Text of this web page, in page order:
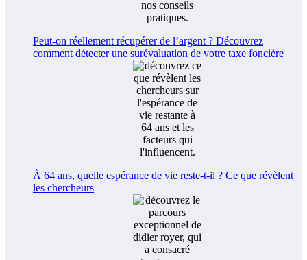
Peut-on réellement récupérer de l’argent ? Découvrez
comment détecter une surévaluation de votre taxe foncière
À 64 ans, quelle espérance de vie reste-t-il ? Ce que révèlent
les chercheurs